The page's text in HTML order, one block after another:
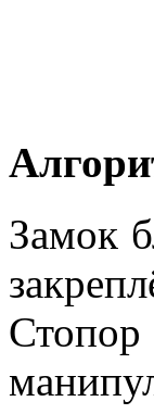
Замок